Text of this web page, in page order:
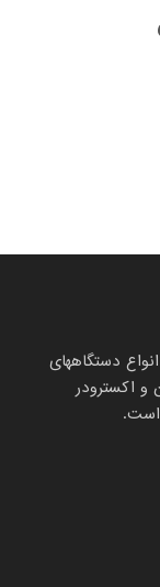
دستگاههای
و اکسترودر